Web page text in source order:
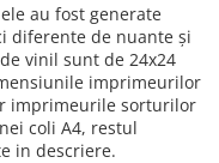
au fost generate
diferente de nuante și
vinil sunt de 24x24
imprimeurilor
imprimeurile sorturilor
coli A4, restul
in descriere.